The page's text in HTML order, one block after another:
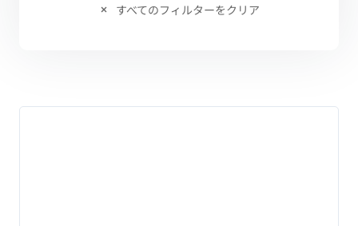
すべてのフィルターをクリア